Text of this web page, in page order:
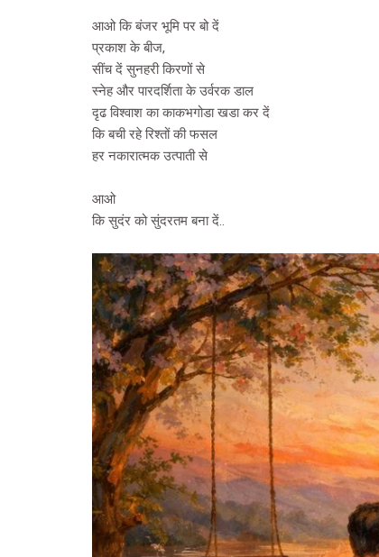
आओ कि बंजर भूमि पर बो दें
प्रकाश के बीज,
सींच दें सुनहरी किरणों से
स्नेह और पारदर्शिता के उर्वरक डाल
दृढ विश्वाश का काकभगोडा खडा कर दें
कि बची रहे रिश्तों की फसल
हर नकारात्मक उत्पाती से
आओ
कि सुदंर को सुंदरतम बना दें..